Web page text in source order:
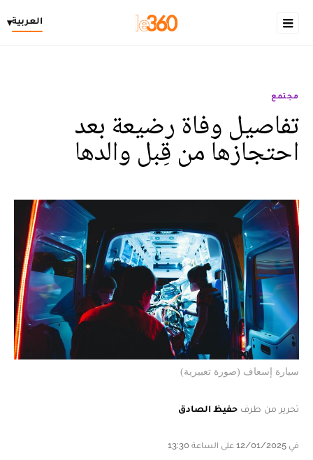
العربية▾
مجتمع
تفاصيل وفاة رضيعة بعد
احتجازها من قِبل والدها
سيارة إسعاف (صورة تعبيرية)
تحرير من طرف حفيظ الصادق
في 12/01/2025 على الساعة 13:30